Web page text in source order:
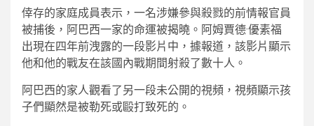
倖存的家庭成員表示，一名涉嫌參與殺戮的前情報官員
被捕後，阿巴西一家的命運被揭曉。阿姆賈德·優素福
出現在四年前洩露的一段影片中，據報道，該影片顯示
他和他的戰友在該國內戰期間射殺了數十人。
阿巴西的家人觀看了另一段未公開的視頻，視頻顯示孩
子們顯然是被勒死或毆打致死的。